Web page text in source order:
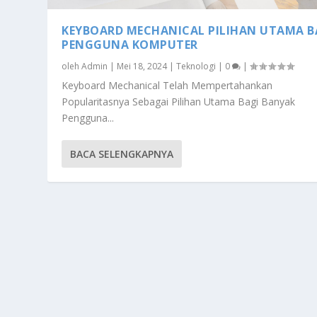
KEYBOARD MECHANICAL PILIHAN UTAMA
PENGGUNA KOMPUTER
olehAdmin | Mei 18, 2024|Teknologi | 0 |
Keyboard Mechanical Telah Mempertahankan
Popularitasnya Sebagai Pilihan Utama Bagi Banyak
Pengguna...
BACA SELENGKAPNYA